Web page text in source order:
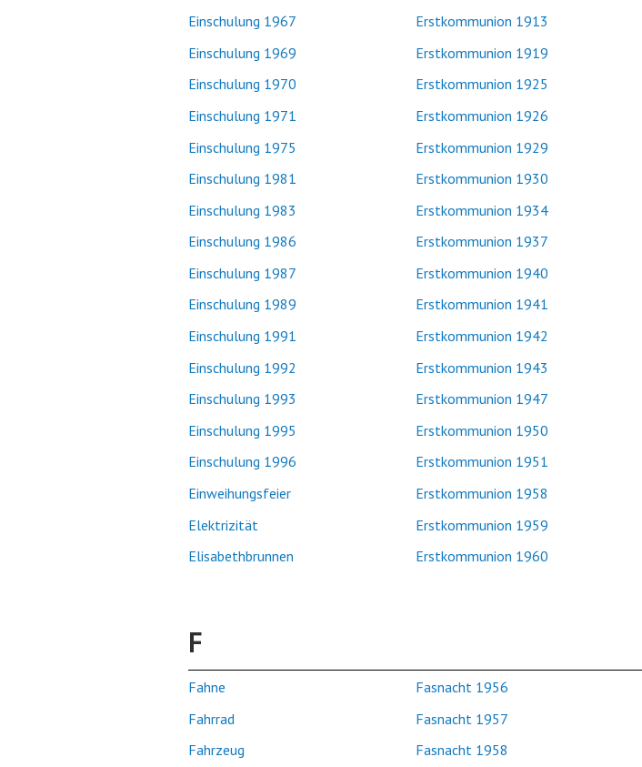
Einschulung 1967
Einschulung 1969
Einschulung 1970
Einschulung 1971
Einschulung 1975
Einschulung 1981
Einschulung 1983
Einschulung 1986
Einschulung 1987
Einschulung 1989
Einschulung 1991
Einschulung 1992
Einschulung 1993
Einschulung 1995
Einschulung 1996
Einweihungsfeier
Elektrizität
Elisabethbrunnen
Erstkommunion 1913
Erstkommunion 1919
Erstkommunion 1925
Erstkommunion 1926
Erstkommunion 1929
Erstkommunion 1930
Erstkommunion 1934
Erstkommunion 1937
Erstkommunion 1940
Erstkommunion 1941
Erstkommunion 1942
Erstkommunion 1943
Erstkommunion 1947
Erstkommunion 1950
Erstkommunion 1951
Erstkommunion 1958
Erstkommunion 1959
Erstkommunion 1960
F
Fahne
Fahrrad
Fahrzeug
Fasnacht 1956
Fasnacht 1957
Fasnacht 1958